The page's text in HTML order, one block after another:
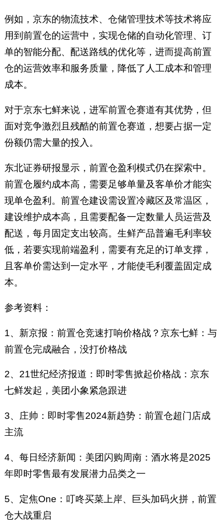
例如，京东的物流技术、仓储管理技术等技术将应
用到前置仓的运营中，实现仓储的自动化管理、订
单的智能分配、配送路线的优化等，进而提高前置
仓的运营效率和服务质量，降低了人工成本和管理
成本。
对于京东七鲜来说，进军前置仓赛道有其优势，但
面对竞争激烈且残酷的前置仓赛道，想要占据一定
份额仍需大量的投入。
东北证券研报显示，前置仓盈利模式仍在探索中。
前置仓履约成本高，需要足够单量及客单价才能实
现单仓盈利。前置仓建设需设置冷藏区及常温区，
建设维护成本高，且需要配备一定数量人员运营及
配送，每月固定支出较高。生鲜产品普遍毛利率较
低，若要实现前端盈利，需要有充足的订单支撑，
且客单价需达到一定水平，才能使毛利覆盖固定成
本。
参考资料：
1、新京报：前置仓竞速打响价格战？京东七鲜：与
前置仓完成融合，没打价格战
2、21世纪经济报道：即时零售掀起价格战：京东
七鲜发起，美团小象紧急跟进
3、庄帅：即时零售2024新趋势：前置仓超门店成
主流
4、每日经济新闻：美团闪购周南：酒水将是2025
年即时零售最有发展潜力品类之一
5、定焦One：叮咚买菜上岸、巨头加码火拼，前置
仓大战重启